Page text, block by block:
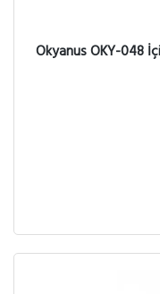
Okyanus OKY-048